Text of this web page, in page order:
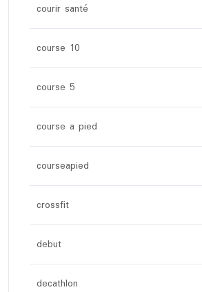
courir santé
course 10
course 5
course a pied
courseapied
crossfit
debut
decathlon